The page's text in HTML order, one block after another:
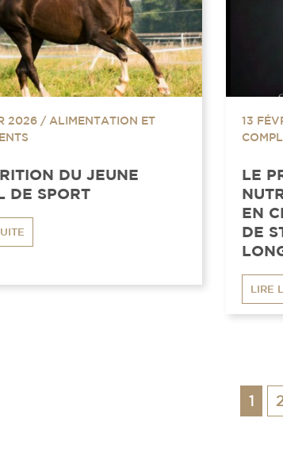
2026 / ALIMENTATION ET
DU JEUNE
DE SPORT
13
LE
EN
DE
LIRE
1